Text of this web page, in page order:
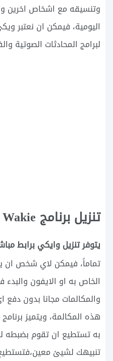
وتنسيقه مع اشخاص اخرين
اليومية، فيمكن ان نعتبر
لبرامج المحادثات الصوتية
تنزيل برنامج Wakie برابط مباشر
يتوفر تنزيل وايكي برابط
تماماً، فيمكن لاي شخص ان
الخاص به او الايفون والبدء
والمكالمات مجانا بدون
به تستطيع ان تقوم بضبطه
تنبيهك لشيئ